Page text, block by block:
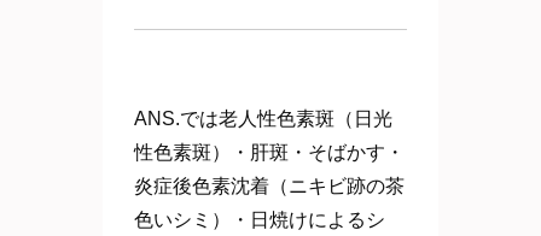
ANS.では老人性色素斑（日光
性色素斑）・肝斑・そばかす・
炎症後色素沈着（ニキビ跡の茶
色いシミ）・日焼けによるシ